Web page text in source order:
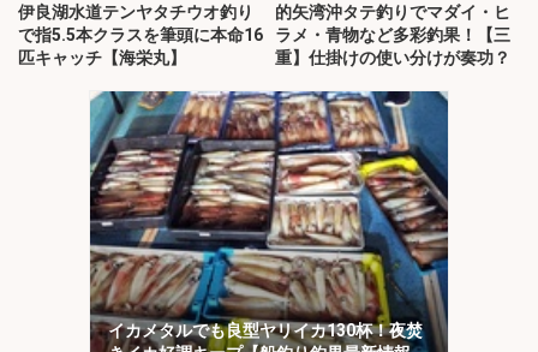
伊良湖水道テンヤタチウオ釣り
で指5.5本クラスを筆頭に本命16
匹キャッチ【海栄丸】
的矢湾沖タテ釣りでマダイ・ヒ
ラメ・青物など多彩釣果！【三
重】仕掛けの使い分けが奏功？
イカメタルでも良型ヤリイカ130杯！夜焚